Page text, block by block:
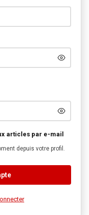
articles par e-mail
depuis votre profil.